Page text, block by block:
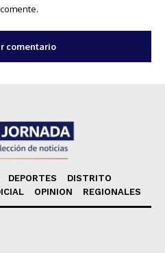
DEPORTES
DISTRITO
OPINION REGIONALES